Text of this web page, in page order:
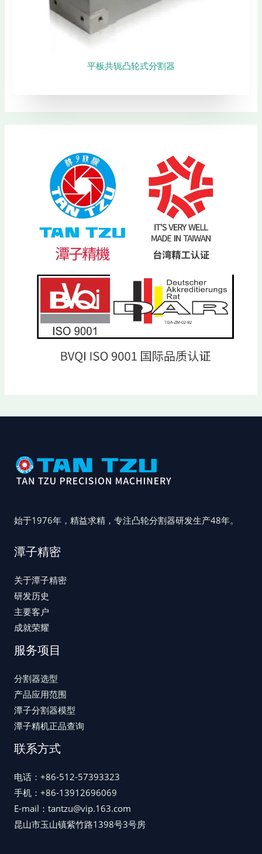
平板共轭凸轮式分割器
始于1976年，精益求精，专注凸轮分割器研发生产48年。
潭子精密
关于潭子精密
研发历史
主要客户
成就荣耀
服务项目
分割器选型
产品应用范围
潭子分割器模型
潭子精机正品查询
联系方式
电话：+86-512-57393323
手机：+86-13912696069
E-mail：tantzu@vip.163.com
昆山市玉山镇紫竹路1398号3号房